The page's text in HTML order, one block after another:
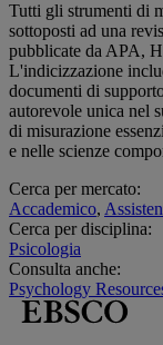
Tutti gli strumenti di
sottoposti ad una
pubblicate da APA,
L'indicizzazione
documenti di
autorevole unica nel
di misurazione
e nelle scienze
Cerca per mercato:
Accademico,
Cerca per disciplina:
Psicologia
Consulta anche:
Psychology